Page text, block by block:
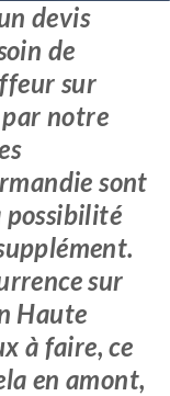
devis
de
sur
notre
sont
possibilité
sur
Haute
à faire, ce
en amont,